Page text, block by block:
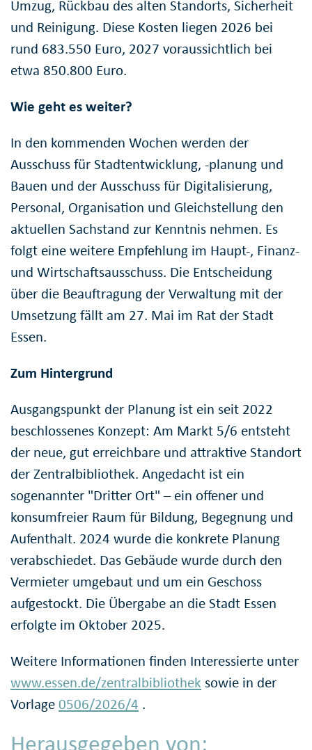
Umzug, Rückbau des alten Standorts, Sicherheit
und Reinigung. Diese Kosten liegen 2026 bei
rund 683.550 Euro, 2027 voraussichtlich bei
etwa 850.800 Euro.
Wie geht es weiter?
In den kommenden Wochen werden der
Ausschuss für Stadtentwicklung, -planung und
Bauen und der Ausschuss für Digitalisierung,
Personal, Organisation und Gleichstellung den
aktuellen Sachstand zur Kenntnis nehmen. Es
folgt eine weitere Empfehlung im Haupt-, Finanz-
und Wirtschaftsausschuss. Die Entscheidung
über die Beauftragung der Verwaltung mit der
Umsetzung fällt am 27. Mai im Rat der Stadt
Essen.
Zum Hintergrund
Ausgangspunkt der Planung ist ein seit 2022
beschlossenes Konzept: Am Markt 5/6 entsteht
der neue, gut erreichbare und attraktive Standort
der Zentralbibliothek. Angedacht ist ein
sogenannter "Dritter Ort" – ein offener und
konsumfreier Raum für Bildung, Begegnung und
Aufenthalt. 2024 wurde die konkrete Planung
verabschiedet. Das Gebäude wurde durch den
Vermieter umgebaut und um ein Geschoss
aufgestockt. Die Übergabe an die Stadt Essen
erfolgte im Oktober 2025.
Weitere Informationen finden Interessierte unter
www.essen.de/zentralbibliothek sowie in der
Vorlage0506/2026/4 .
Herausgegeben von: